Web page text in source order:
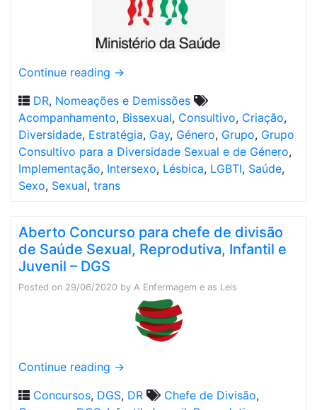
Continue reading →
DR, Nomeações e Demissões
Acompanhamento, Bissexual, Consultivo, Criação,
Diversidade, Estratégia, Gay, Género, Grupo, Grupo
Consultivo para a Diversidade Sexual e de Género,
Implementação, Intersexo, Lésbica, LGBTI, Saúde,
Sexo, Sexual, trans
Aberto Concurso para chefe de divisão
de Saúde Sexual, Reprodutiva, Infantil e
Juvenil – DGS
Posted on 29/06/2020 by A Enfermagem e as Leis
Continue reading →
Concursos, DGS, DR Chefe de Divisão,